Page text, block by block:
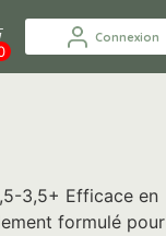
Connexion
3,5+ Efficace en
formulé pour